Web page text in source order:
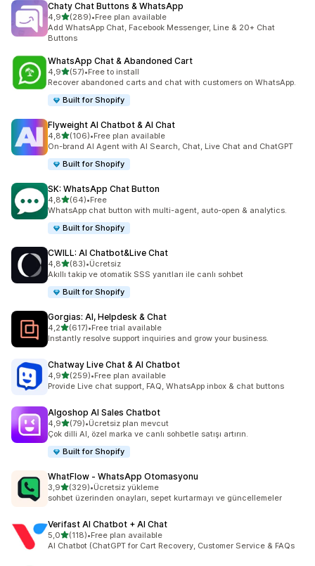
Chaty Chat Buttons & WhatsApp
4,95 yıldız üzerinden
(289)
toplam 289 değerlendirme
•Free plan available
Add WhatsApp Chat, Facebook Messenger, Line & 20+ Chat
Buttons
WhatsApp Chat & Abandoned Cart
4,95 yıldız üzerinden
(57)
toplam 57 değerlendirme
•Free to install
Recover abandoned carts and chat with customers on WhatsApp.
Built for Shopify
Flyweight AI Chatbot & AI Chat
4,85 yıldız üzerinden
(106)
toplam 106 değerlendirme
•Free plan available
On-brand AI Agent with AI Search, Chat, Live Chat and ChatGPT
Built for Shopify
SK: WhatsApp Chat Button
4,85 yıldız üzerinden
(64)
toplam 64 değerlendirme
•Free
WhatsApp chat button with multi-agent, auto-open & analytics.
Built for Shopify
CWILL: AI Chatbot&Live Chat
4,85 yıldız üzerinden
(83)
toplam 83 değerlendirme
•Ücretsiz
Akıllı takip ve otomatik SSS yanıtları ile canlı sohbet
Built for Shopify
Gorgias: AI, Helpdesk & Chat
4,25 yıldız üzerinden
(617)
toplam 617 değerlendirme
•Free trial available
Instantly resolve support inquiries and grow your business.
Chatway Live Chat & AI Chatbot
4,95 yıldız üzerinden
(259)
toplam 259 değerlendirme
•Free plan available
Provide Live chat support, FAQ, WhatsApp inbox & chat buttons
Algoshop AI Sales Chatbot
4,95 yıldız üzerinden
(79)
toplam 79 değerlendirme
•Ücretsiz plan mevcut
Çok dilli AI, özel marka ve canlı sohbetle satışı artırın.
Built for Shopify
WhatFlow ‑ WhatsApp Otomasyonu
3,95 yıldız üzerinden
(329)
toplam 329 değerlendirme
•Ücretsiz yükleme
sohbet üzerinden onayları, sepet kurtarmayı ve güncellemeler
Verifast AI Chatbot + AI Chat
5,05 yıldız üzerinden
(118)
toplam 118 değerlendirme
•Free plan available
AI Chatbot (ChatGPT for Cart Recovery, Customer Service & FAQs